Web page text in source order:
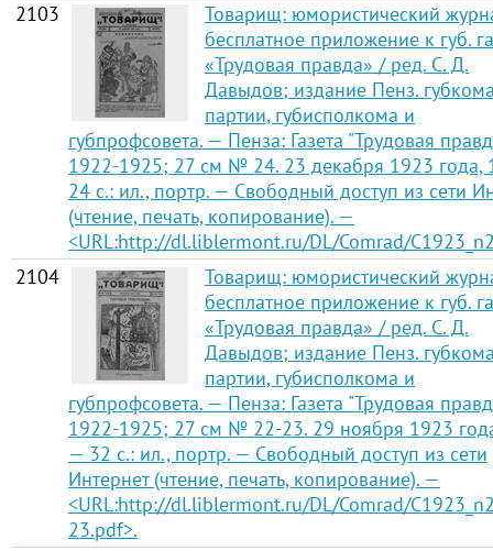
2103
Товарищ: юмористический
бесплатное приложение к губ.
«Трудовая правда» / ред. С. Д.
Давыдов; издание Пенз.
партии, губисполкома и
губпрофсовета. — Пенза: Газета "Трудовая
1922-1925; 27 см № 24. 23 декабря 1923 года,
24 с.: ил., портр. — Свободный доступ из сети
(чтение, печать, копирование). —
<URL:http://dl.liblermont.ru/DL/Comrad/
2104
Товарищ: юмористический
бесплатное приложение к губ.
«Трудовая правда» / ред. С. Д.
Давыдов; издание Пенз.
партии, губисполкома и
губпрофсовета. — Пенза: Газета "Трудовая
1922-1925; 27 см № 22-23. 29 ноября 1923
— 32 с.: ил., портр. — Свободный доступ из сети
Интернет (чтение, печать, копирование). —
<URL:http://dl.liblermont.ru/DL/Comrad/
23.pdf>.